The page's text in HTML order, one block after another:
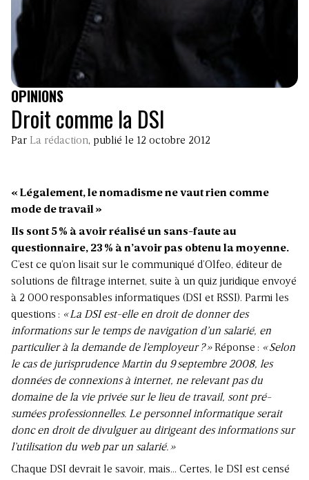
OPINIONS
Droit comme la DSI
Par La rédaction, publié le 12 octobre 2012
« Légalement, le nomadisme ne vaut rien comme
mode de travail »
Ils sont 5 % à avoir réalisé un sans-faute au
questionnaire, 23 % à n’avoir pas obtenu la moyenne.
C’est ce qu’on lisait sur le communiqué d’Olfeo, éditeur de
solutions de filtrage internet, suite à un quiz juridique envoyé
à 2 000 responsables informatiques (DSI et RSSI). Parmi les
questions : « La DSI est-elle en droit de donner des
informations sur le temps de navigation d’un salarié, en
particulier à la demande de l’employeur ? »Réponse : « Selon
le cas de jurisprudence Martin du 9 septembre 2008, les
données de connexions à internet, ne relevant pas du
domaine de la vie privée sur le lieu de travail, sont pré­
sumées professionnelles. Le personnel informatique serait
donc en droit de divulguer au dirigeant des informations sur
l’utilisation du web par un salarié. »
Chaque DSI devrait le savoir, mais… Certes, le DSI est censé